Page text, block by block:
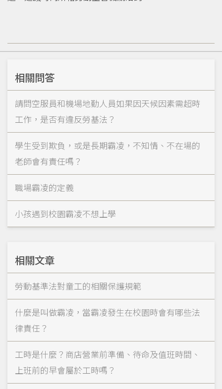
相關問答
請問空服員和機場地勤人員如果因天候因素需超時
工作，是否有違反勞基法？
學生受到欺負，或是長期霸凌，不知情、不在場的
老師會有責任嗎？
職場霸凌的定義
小孩遇到校園霸凌不想上學
相關文章
勞動基準法對童工的相關保護規範
什麼是叫做霸凌，當霸凌發生在校園時會有哪些法
律責任？
工時是什麼？商店營業前準備、待命及值班時間、
上班前的早會屬於工時嗎？